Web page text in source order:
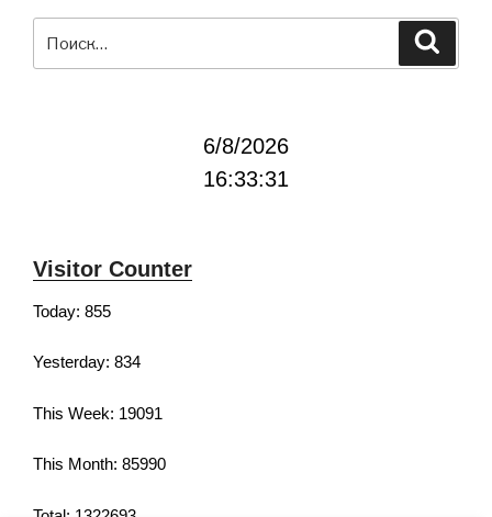
6/8/2026
16:33:31
Visitor Counter
Today: 855
Yesterday: 834
This Week: 19091
This Month: 85990